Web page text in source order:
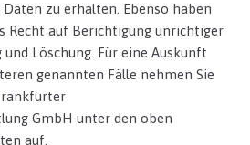
zu erhalten. Ebenso haben
Recht auf Berichtigung unrichtiger
Löschung. Für eine Auskunft
genannten Fälle nehmen Sie
GmbH unter den oben
auf.